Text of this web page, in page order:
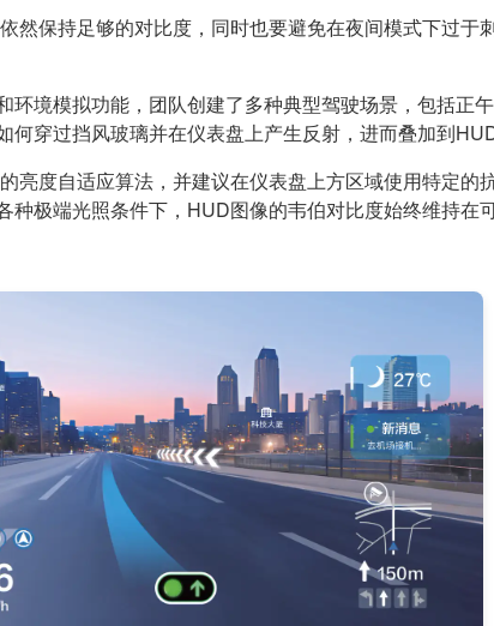
然保持足够的对比度，同时也要避免在夜间模式下过于
环境模拟功能，团队创建了多种典型驾驶场景，包括正
穿过挡风玻璃并在仪表盘上产生反射，进而叠加到HUD
亮度自适应算法，并建议在仪表盘上方区域使用特定的
极端光照条件下，HUD图像的韦伯对比度始终维持在